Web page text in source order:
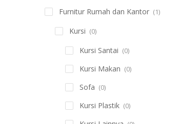
Furnitur Rumah dan Kantor (1)
Kursi (0)
Kursi Santai (0)
Kursi Makan (0)
Sofa (0)
Kursi Plastik (0)